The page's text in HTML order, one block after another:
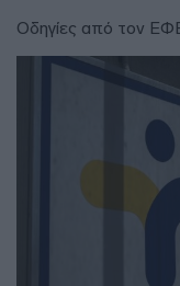
Οδηγίες από τον